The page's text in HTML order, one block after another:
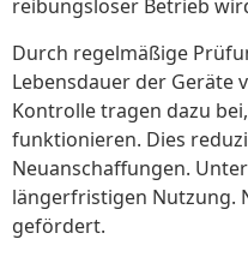
reibungsloser Betrieb
Durch regelmäßige
Lebensdauer der Geräte
Kontrolle tragen dazu
funktionieren. Dies
Neuanschaffungen.
längerfristigen Nutzung.
gefördert.